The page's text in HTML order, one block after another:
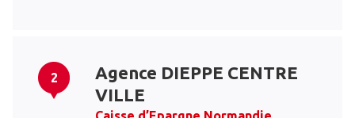
2
Agence DIEPPE CENTRE
VILLE